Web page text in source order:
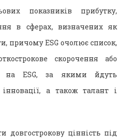
показників прибутку,
в сферах, визначених як
причому ESG очолює список,
скорочення або
на ESG, за якими йдуть
а також талант і
довгострокову цінність під